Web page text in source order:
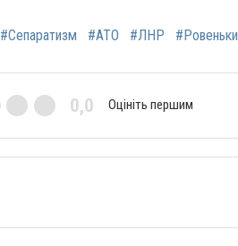
#Сепаратизм #АТО #ЛНР #Ровеньки
0,0 Оцініть першим